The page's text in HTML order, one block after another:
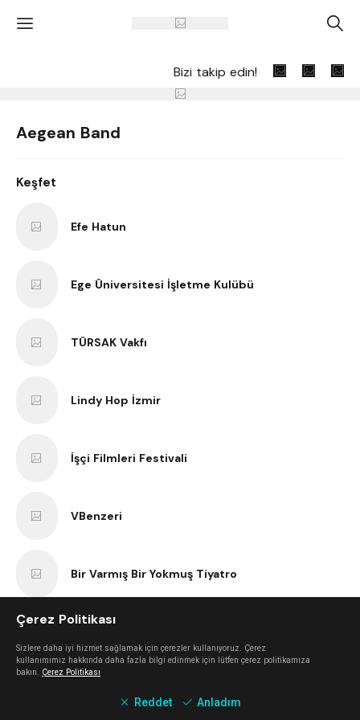
' A
Bizi takip edin!
Aegean Band
Keşfet
Efe Hatun
Ege Üniversitesi İşletme Kulübü
TÜRSAK Vakfı
Lindy Hop İzmir
İşçi Filmleri Festivali
VBenzeri
Bir Varmış Bir Yokmuş Tiyatro
Çerez Politikası
Sizlere daha iyi hizmet sağlamak için çerezler kullanıyoruz. Çerez
kullanımımız hakkında daha fazla bilgi edinmek için lütfen çerez politikamıza
bakın. Çerez Politikası
Reddet Anladım